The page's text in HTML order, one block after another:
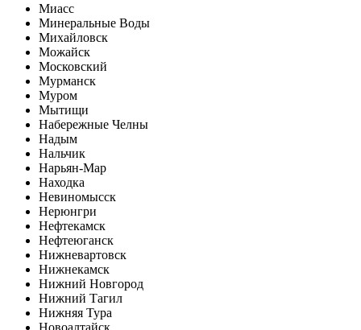
Миасс
Минеральные Воды
Михайловск
Можайск
Московский
Мурманск
Муром
Мытищи
Набережные Челны
Надым
Нальчик
Нарьян-Мар
Находка
Невиномысск
Нерюнгри
Нефтекамск
Нефтеюганск
Нижневартовск
Нижнекамск
Нижний Новгород
Нижний Тагил
Нижняя Тура
Новоалтайск